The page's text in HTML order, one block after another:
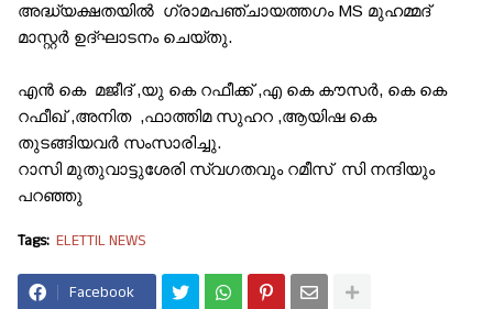
അദ്ധ്യക്ഷതയിൽ ഗ്രാമപഞ്ചായത്തഗം MS മുഹമ്മദ്
മാസ്റ്റർ ഉദ്ഘാടനം ചെയ്തു.
എൻ കെ മജീദ് ,യു കെ റഫീക്ക് ,എ കെ കൗസർ, കെ കെ
റഫീഖ് ,അനിത ,ഫാത്തിമ സുഹറ ,ആയിഷ കെ
തുടങ്ങിയവർ സംസാരിച്ചു.
റാസി മുതുവാട്ടുശേരി സ്വഗതവും റമീസ് സി നന്ദിയും
പറഞ്ഞു
Tags: ELETTIL NEWS
Facebook